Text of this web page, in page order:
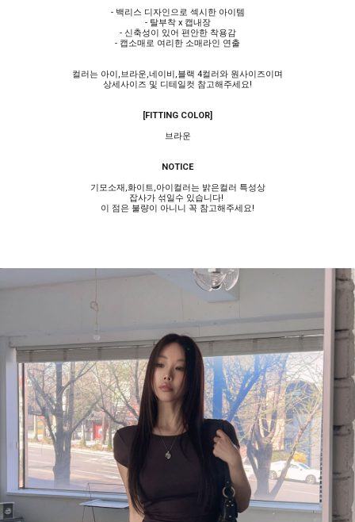
- 백리스 디자인으로 섹시한 아이템
- 탈부착 x 캡내장
- 신축성이 있어 편안한 착용감
- 캡소매로 여리한 소매라인 연출
컬러는 아이,브라운,네이비,블랙 4컬러와 원사이즈이며
상세사이즈 및 디테일컷 참고해주세요!
[FITTING COLOR]
브라운
NOTICE
기모소재,화이트,아이컬러는 밝은컬러 특성상
잡사가 섞일수 있습니다!
이 점은 불량이 아니니 꼭 참고해주세요!